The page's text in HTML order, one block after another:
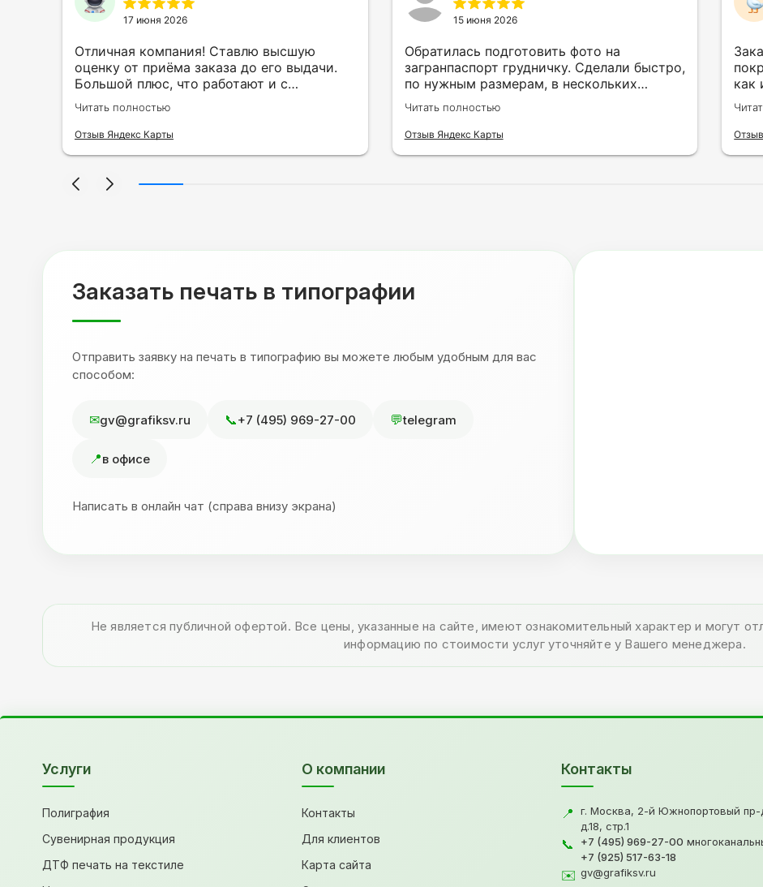
17 июня 2026
Отличная компания! Ставлю высшую
оценку от приёма заказа до его выдачи.
Большой плюс, что работают и с
индивидуальными заказами. Нелбходимо
было нанести принт на кружку в подарок.
Заказ был исполнен оперативно и ооочень
спасибо Евгении за терпеливость,
Читать полностью
Отзыв Яндекс Карты
15 июня 2026
Обратилась подготовить фото на
загранпаспорт грудничку. Сделали быстро,
по нужным размерам, в нескольких
вариантах и цветах.
Читать полностью
Отзыв Яндекс Карты
как
как
Заказать печать в типографии
Отправить заявку на печать в типографию вы можете любым удобным для вас
способом:
gv@grafiksv.ru +7 (495) 969-27-00 telegram
в офисе
Написать в онлайн чат (справа внизу экрана)
Не является публичной офертой. Все цены, указанные на сайте, имеют ознакомительный характер и могут
информацию по стоимости услуг уточняйте у Вашего менеджера.
Услуги
Полиграфия
Сувенирная продукция
ДТФ печать на текстиле
О компании
Контакты
Для клиентов
Карта сайта
Контакты
📍
г. Москва, 2-й Южнопортовый пр-
д.18, стр.1
📞 +7 (495) 969-27-00
+7 (925) 517-63-18
✉️ gv@grafiksv.ru